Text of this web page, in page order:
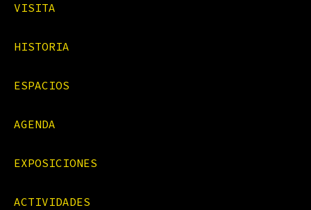
VISITA
HISTORIA
ESPACIOS
AGENDA
EXPOSICIONES
ACTIVIDADES